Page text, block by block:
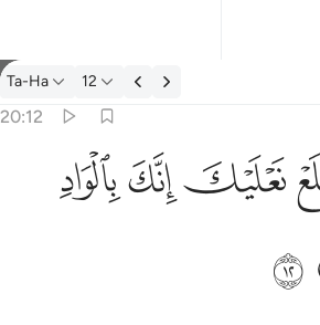
Tafsir: Ta-Ha 20:12
Ta-Ha 12
20:12
ربك فاخلع نعليك انك بالواد المقدس طوى ١٢
نَعْلَيْكَ ۖ إِنَّكَ بِٱلْوَادِ ٱلْمُقَدَّسِ طُوًۭى ١٢
ﲾﲿﳀ
ﳃ